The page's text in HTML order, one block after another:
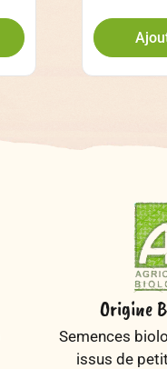
Origine
Semences
issus de